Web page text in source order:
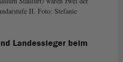
II. Foto: Stefanie
Landessieger beim